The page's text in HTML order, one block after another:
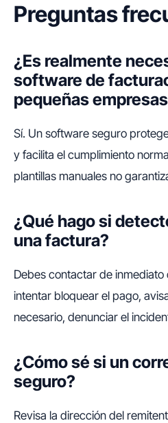
Preguntas
¿Es realmente
software de
pequeñas
Sí. Un software seguro
y facilita el cumplimiento
plantillas manuales no
¿Qué hago si
una factura?
Debes contactar de
intentar bloquear el pago,
necesario, denunciar el
¿Cómo sé si un
seguro?
Revisa la dirección del